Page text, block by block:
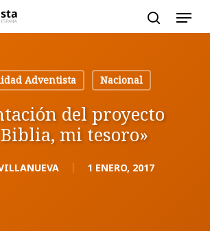
Adventista
Nacional
del proyecto
mi tesoro»
1 ENERO, 2017